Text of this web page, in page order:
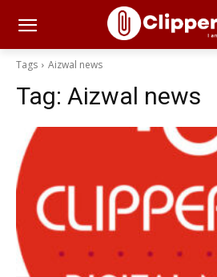
Tags Aizwal news
Tag: Aizwal news